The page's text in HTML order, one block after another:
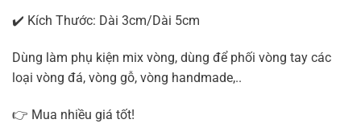
✔️ Kích Thước: Dài 3cm/Dài 5cm
Dùng làm phụ kiện mix vòng, dùng để phối vòng tay các
loại vòng đá, vòng gỗ, vòng handmade,..
👉 Mua nhiều giá tốt!